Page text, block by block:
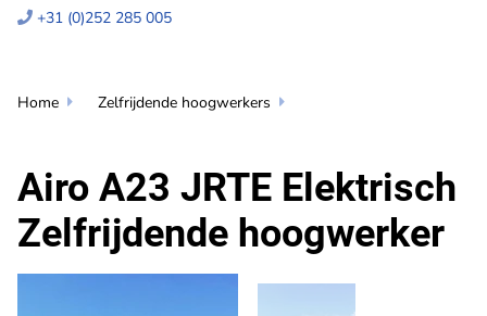
 +31 (0)252 285 005
Home  Zelfrijdende hoogwerkers 
Airo A23 JRTE Elektrisch
Zelfrijdende hoogwerker